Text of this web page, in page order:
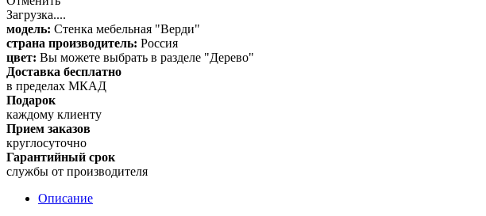
Загрузка....
модель: Стенка мебельная "Верди"
страна производитель: Россия
цвет: Вы можете выбрать в разделе "Дерево"
Доставка бесплатно
в пределах МКАД
Подарок
каждому клиенту
Прием заказов
круглосуточно
Гарантийный срок
службы от производителя
Описание